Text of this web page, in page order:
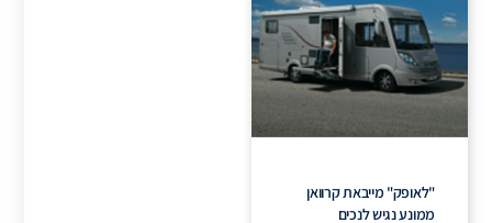
"לאופק" מייבאת קרוואן
ממונע נגיש לנכים